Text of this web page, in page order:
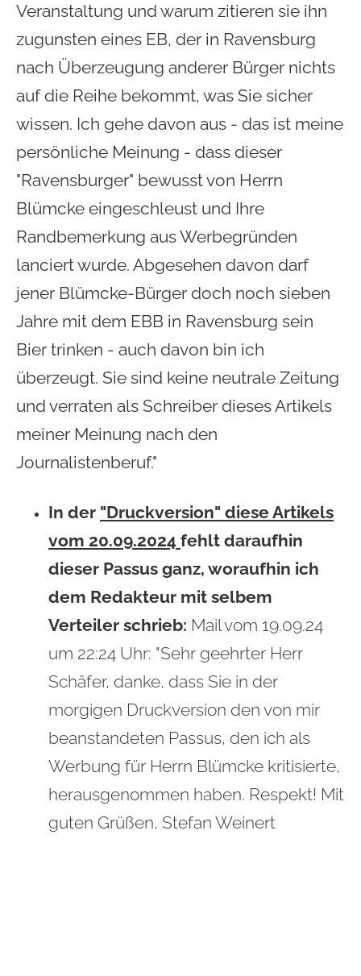
Veranstaltung und warum zitieren sie ihn
zugunsten eines EB, der in Ravensburg
nach Überzeugung anderer Bürger nichts
auf die Reihe bekommt, was Sie sicher
wissen. Ich gehe davon aus - das ist meine
persönliche Meinung - dass dieser
"Ravensburger" bewusst von Herrn
Blümcke eingeschleust und Ihre
Randbemerkung aus Werbegründen
lanciert wurde. Abgesehen davon darf
jener Blümcke-Bürger doch noch sieben
Jahre mit dem EBB in Ravensburg sein
Bier trinken - auch davon bin ich
überzeugt. Sie sind keine neutrale Zeitung
und verraten als Schreiber dieses Artikels
meiner Meinung nach den
Journalistenberuf."
In der "Druckversion" diese Artikels
vom 20.09.2024 fehlt daraufhin
dieser Passus ganz, woraufhin ich
dem Redakteur mit selbem
Verteiler schrieb: Mail vom 19.09.24
um 22:24 Uhr: "Sehr geehrter Herr
Schäfer, danke, dass Sie in der
morgigen Druckversion den von mir
beanstandeten Passus, den ich als
Werbung für Herrn Blümcke kritisierte,
herausgenommen haben. Respekt! Mit
guten Grüßen, Stefan Weinert